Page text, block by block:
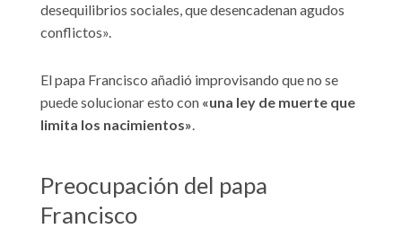
desequilibrios sociales, que desencadenan agudos
conflictos».
El papa Francisco añadió improvisando que no se
puede solucionar esto con «una ley de muerte que
limita los nacimientos».
Preocupación del papa
Francisco